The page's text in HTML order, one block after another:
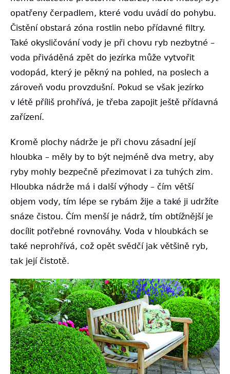
opatřeny čerpadlem, které vodu uvádí do pohybu.
Čistění obstará zóna rostlin nebo přídavné filtry.
Také okysličování vody je při chovu ryb nezbytné –
voda přiváděná zpět do jezírka může vytvořit
vodopád, který je pěkný na pohled, na poslech a
zároveň vodu provzdušní. Pokud se však jezírko
v létě příliš prohřívá, je třeba zapojit ještě přídavná
zařízení.
Kromě plochy nádrže je při chovu zásadní její
hloubka – měly by to být nejméně dva metry, aby
ryby mohly bezpečně přezimovat i za tuhých zim.
Hloubka nádrže má i další výhody – čím větší
objem vody, tím lépe se rybám žije a také ji udržíte
snáze čistou. Čím menší je nádrž, tím obtížnější je
docílit potřebné rovnováhy. Voda v hloubkách se
také neprohřívá, což opět svědčí jak většině ryb,
tak její čistotě.